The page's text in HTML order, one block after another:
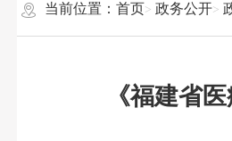
当前位置： 首页 政务公开
《福建省